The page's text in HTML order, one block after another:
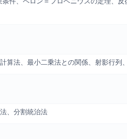
算法、最小二乗法との関係、射影行列
、分割統治法